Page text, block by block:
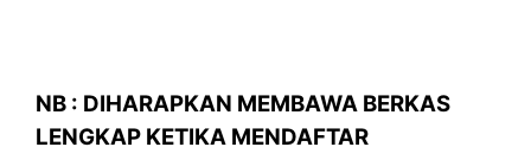
NB : DIHARAPKAN MEMBAWA BERKAS
LENGKAP KETIKA MENDAFTAR